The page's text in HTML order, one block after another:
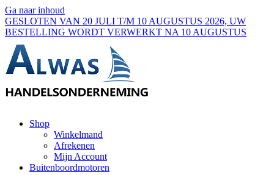
Ga naar inhoud
GESLOTEN VAN 20 JULI T/M 10 AUGUSTUS 2026, UW
BESTELLING WORDT VERWERKT NA 10 AUGUSTUS
Shop
Winkelmand
Afrekenen
Mijn Account
Buitenboordmotoren